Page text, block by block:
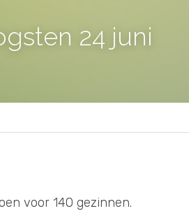
24 juni
voor 140 gezinnen.